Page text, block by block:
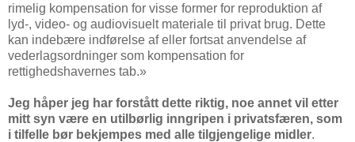
rimelig kompensation for visse former for reproduktion af
lyd-, video- og audiovisuelt materiale til privat brug. Dette
kan indebære indførelse af eller fortsat anvendelse af
vederlagsordninger som kompensation for
rettighedshavernes tab.»
Jeg håper jeg har forstått dette riktig, noe annet vil etter
mitt syn være en utilbørlig inngripen i privatsfæren, som
i tilfelle bør bekjempes med alle tilgjengelige midler.